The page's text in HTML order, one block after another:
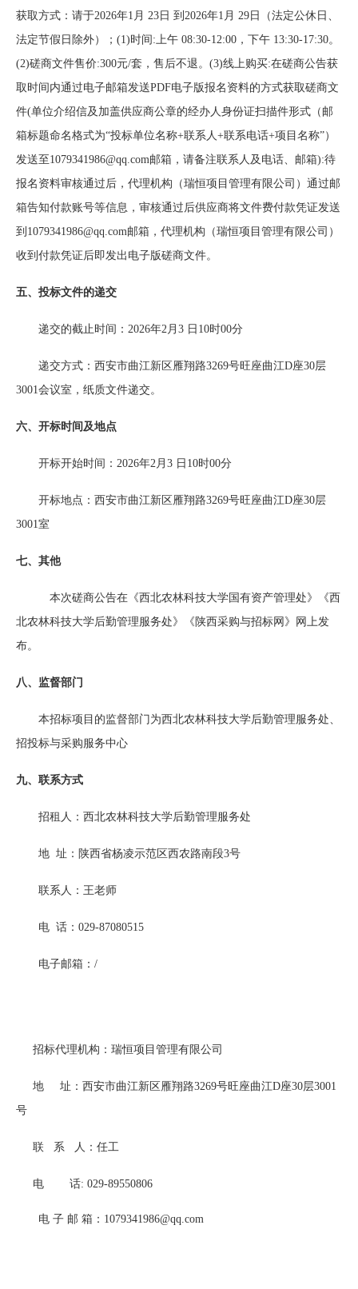
获取方式：请于2026年1 月 23日 到 2026年1 月 29日（法定公休日、
法定节假日除外）； (1)时间:上午 08:30-12:00，下午 13:30-17:30。
(2)磋商文件售价:300元/套，售后不退。(3)线上购买:在磋商公告获
取时间内通过电子邮箱发送PDF电子版报名资料的方式获取磋商文
件(单位介绍信及加盖供应商公章的经办人身份证扫描件形式（邮
箱标题命名格式为“投标单位名称+联系人+联系电话+项目名称”）
发送至1079341986@qq.com邮箱，请备注联系人及电话、邮箱):待
报名资料审核通过后，代理机构（瑞恒项目管理有限公司）通过邮
箱告知付款账号等信息，审核通过后供应商将文件费付款凭证发送
到1079341986@qq.com邮箱，代理机构（瑞恒项目管理有限公司）
收到付款凭证后即发出电子版磋商文件。
五、投标文件的递交
递交的截止时间： 2026年2月3 日10时00分
递交方式：西安市曲江新区雁翔路3269号旺座曲江D座30层
3001会议室，纸质文件递交。
六、开标时间及地点
开标开始时间： 2026年2 月 3 日 10时00分
开标地点： 西安市曲江新区雁翔路3269号旺座曲江D座30层
3001室
七、其他
本次磋商公告在《西北农林科技大学国有资产管理处》《西
北农林科技大学后勤管理服务处》《陕西采购与招标网》网上发
布。
八、监督部门
本招标项目的监督部门为西北农林科技大学后勤管理服务处、
招投标与采购服务中心
九、联系方式
招租人 ： 西北农林科技大学后勤管理服务处
地 址： 陕西省杨凌示范区西农路南段3号
联系人： 王老师
电 话： 029-87080515
电子邮箱： /
招标代理机构：瑞恒项目管理有限公司
地 址：西安市曲江新区雁翔路3269号旺座曲江D座30层3001
号
联 系 人：任工
电 话: 029-89550806
电 子 邮 箱： 1079341986@qq.com